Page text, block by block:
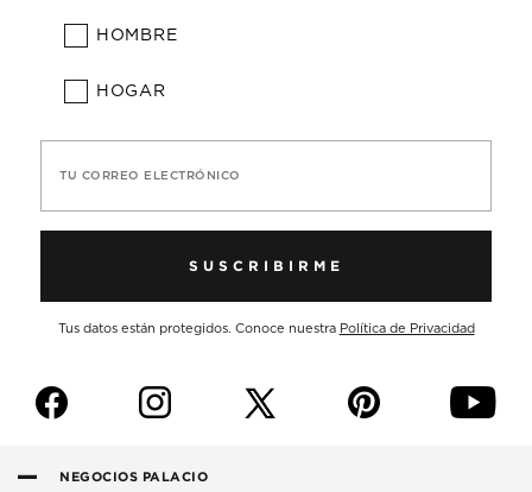
HOMBRE
HOGAR
TU CORREO ELECTRÓNICO
SUSCRIBIRME
Tus datos están protegidos. Conoce nuestra Política de Privacidad
f i p y
NEGOCIOS PALACIO